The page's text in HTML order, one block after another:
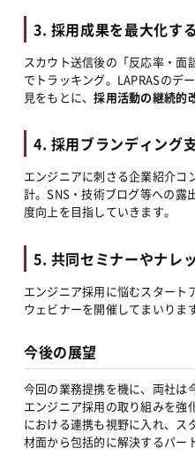
3. 採用成果を最大化す
スカウト送信後の「反応率・面
でトラッキング。LAPRASのデ
見をもとに、採用活動の継続的
4. 採用ブランディング
エンジニアに刺さる企業紹介コ
計。SNS・技術ブログ等への露
度向上を目指していきます。
5. 共同セミナーやナレ
エンジニア採用に悩むスタート
ウェビナーを開催してまいりま
今後の展望
今回の業務提携を機に、両社は
エンジニア採用の取り組みを強
における連携も視野に入れ、ス
材面から包括的に解決するパー